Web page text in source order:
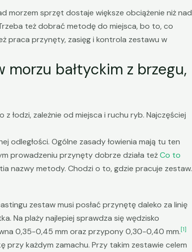
morzem sprzęt dostaje większe obciążenie niż nad
też dobrać metodę do miejsca, bo to, co
praca przynęty, zasięg i kontrola zestawu w
bałtyckim z brzegu,
łodzi, zależnie od miejsca i ruchu ryb. Najczęściej
odległości. Ogólne zasady łowienia mają tu ten
prowadzeniu przynęty dobrze działa teżCo to
nazwy metody. Chodzi o to, gdzie pracuje zestaw.
zestaw musi posłać przynętę daleko za linię
Na plaży najlepiej sprawdza się wędzisko
0,35-0,45 mm oraz przypony 0,30-0,40 mm.[1]
przy każdym zamachu. Przy takim zestawie celem